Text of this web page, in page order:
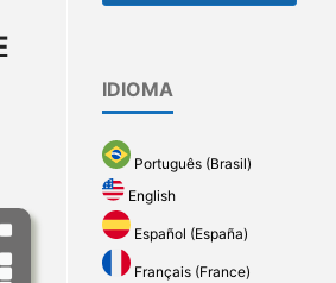
IDIOMA
Português (Brasil)
English
Español (España)
Français (France)